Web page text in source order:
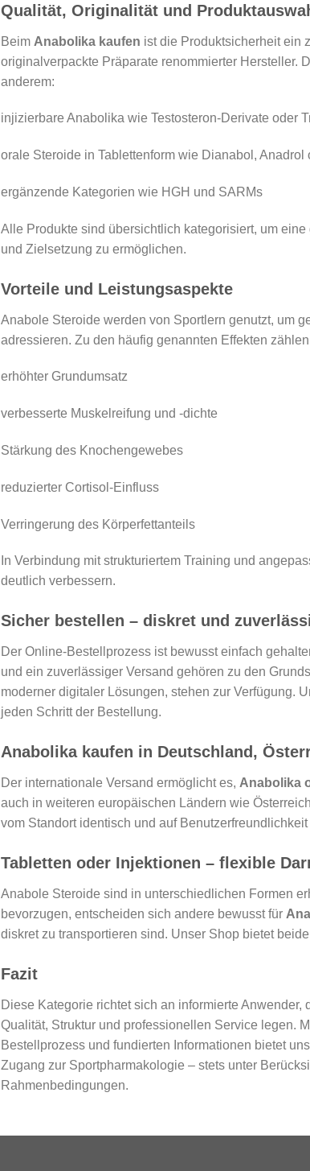
Qualität, Originalität und
Beim Anabolika kaufen ist die Produktsicherheit ein
originalverpackte Präparate renommierter Hersteller.
anderem:
injizierbare Anabolika wie Testosteron-Derivate oder
orale Steroide in Tablettenform wie Dianabol, Anadrol
ergänzende Kategorien wie HGH und SARMs
Alle Produkte sind übersichtlich kategorisiert, um
und Zielsetzung zu ermöglichen.
Vorteile und Leistungsaspekte
Anabole Steroide werden von Sportlern genutzt, um
adressieren. Zu den häufig genannten Effekten
erhöhter Grundumsatz
verbesserte Muskelreifung und -dichte
Stärkung des Knochengewebes
reduzierter Cortisol-Einfluss
Verringerung des Körperfettanteils
In Verbindung mit strukturiertem Training und
deutlich verbessern.
Sicher bestellen – diskret und
Der Online-Bestellprozess ist bewusst einfach
und ein zuverlässiger Versand gehören zu den
moderner digitaler Lösungen, stehen zur Verfügung.
jeden Schritt der Bestellung.
Anabolika kaufen in Deutschland,
Der internationale Versand ermöglicht es, Anabolika
auch in weiteren europäischen Ländern wie
vom Standort identisch und auf
Tabletten oder Injektionen – flexible
Anabole Steroide sind in unterschiedlichen Formen
bevorzugen, entscheiden sich andere bewusst für
diskret zu transportieren sind. Unser Shop bietet
Fazit
Diese Kategorie richtet sich an informierte Anwender,
Qualität, Struktur und professionellen Service legen.
Bestellprozess und fundierten Informationen bietet
Zugang zur Sportpharmakologie – stets unter
Rahmenbedingungen.